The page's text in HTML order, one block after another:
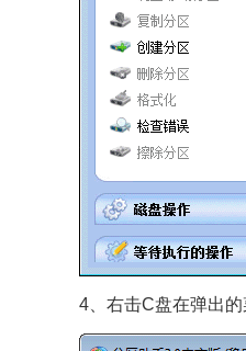
4、右击C盘在弹出的